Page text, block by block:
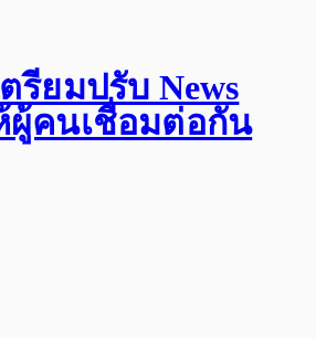
รียมปรับ News
ผู้คนเชื่อมต่อกัน